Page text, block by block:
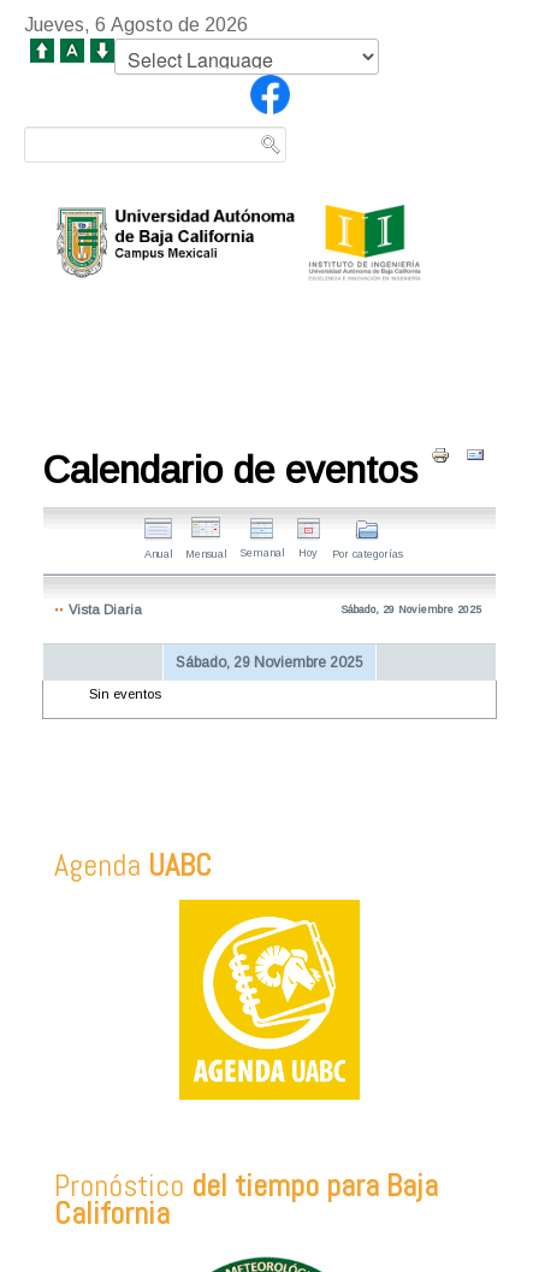
Jueves, 6 Agosto de 2026
Calendario de eventos
Anual Mensual Semanal Hoy Por categorías
Vista Diaria Sábado, 29 Noviembre 2025
Sábado, 29 Noviembre 2025
Sin eventos
Agenda UABC
Pronóstico del tiempo para Baja
California